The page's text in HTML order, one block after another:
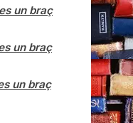
un braç
un braç
un braç